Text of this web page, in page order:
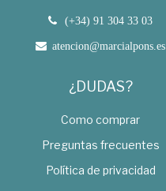
(+34) 91 304 33 03
atencion@marcialpons.es
¿DUDAS?
Como comprar
Preguntas frecuentes
Política de privacidad